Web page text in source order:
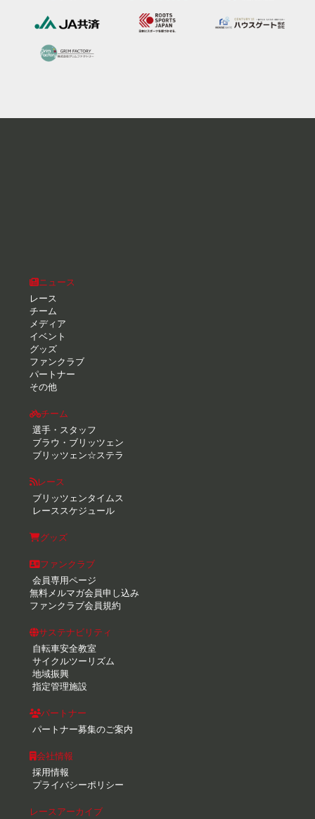
ニュース
レース
チーム
メディア
イベント
グッズ
ファンクラブ
パートナー
その他
チーム
選手・スタッフ
ブラウ・ブリッツェン
ブリッツェン☆ステラ
レース
ブリッツェンタイムス
レーススケジュール
グッズ
ファンクラブ
会員専用ページ
無料メルマガ会員申し込み
ファンクラブ会員規約
サステナビリティ
自転車安全教室
サイクルツーリズム
地域振興
指定管理施設
パートナー
パートナー募集のご案内
会社情報
採用情報
プライバシーポリシー
レースアーカイブ